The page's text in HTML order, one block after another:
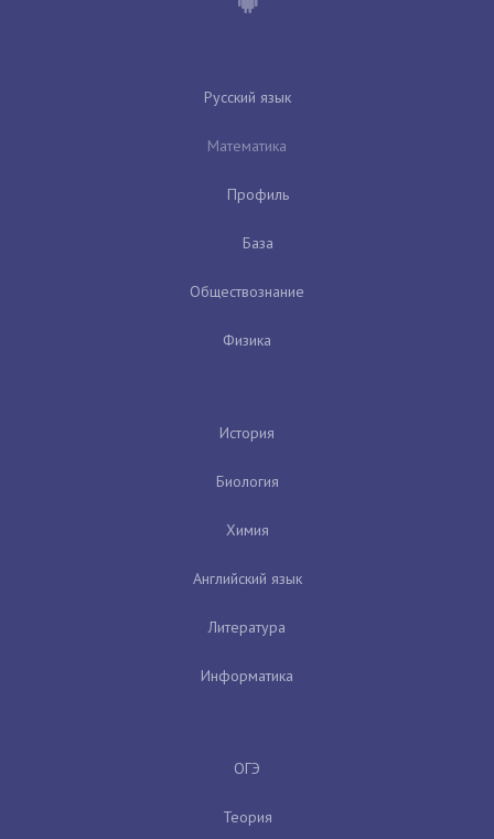
Русский язык
Математика
Профиль
База
Обществознание
Физика
История
Биология
Химия
Английский язык
Литература
Информатика
ОГЭ
Теория